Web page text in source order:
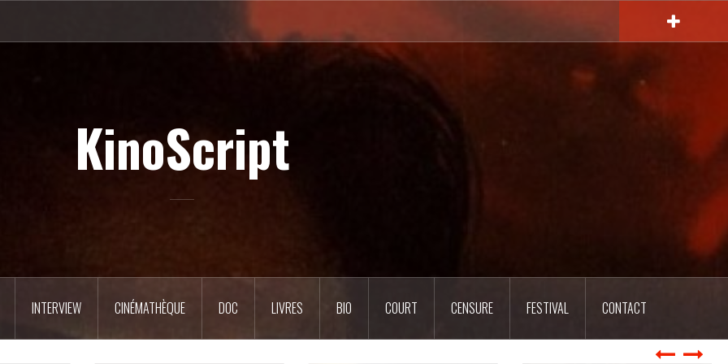
KinoScript
INTERVIEW CINÉMATHÈQUE DOC LIVRES BIO COURT CENSURE FESTIVAL CONTACT